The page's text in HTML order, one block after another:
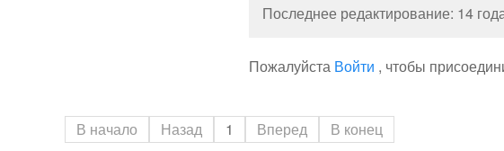
Последнее редактирование: 14
Пожалуйста Войти , чтобы
В начало Назад 1 Вперед
В конец